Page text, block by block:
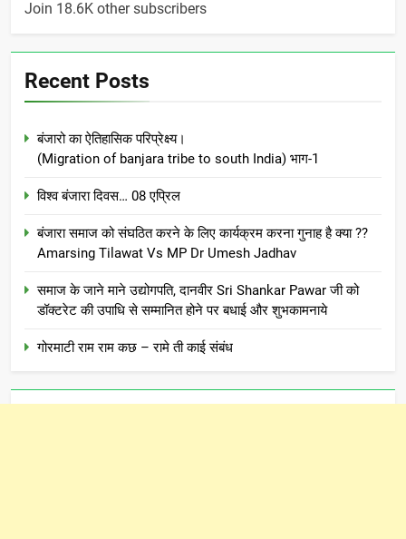
Join 18.6K other subscribers
Recent Posts
बंजारो का ऐतिहासिक परिप्रेक्ष्य।
(Migration of banjara tribe to south India) भाग-1
विश्व बंजारा दिवस… 08 एप्रिल
बंजारा समाज को संघठित करने के लिए कार्यक्रम करना गुनाह है क्या ??
Amarsing Tilawat Vs MP Dr Umesh Jadhav
समाज के जाने माने उद्योगपति, दानवीर Sri Shankar Pawar जी को
डॉक्टरेट की उपाधि से सम्मानित होने पर बधाई और शुभकामनाये
गोरमाटी राम राम कछ – रामे ती काई संबंध